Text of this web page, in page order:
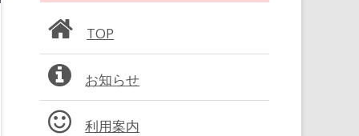
ン
サ
イ
ド
TOP
お知らせ
利用案内